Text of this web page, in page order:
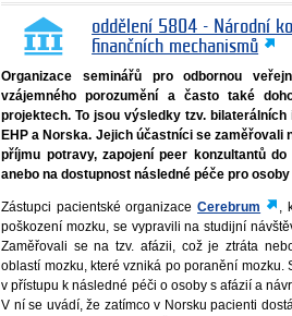
oddělení 5804 - Národní
finančních mechanismů
Organizace seminářů pro odbornou
vzájemného porozumění a často také
projektech. To jsou výsledky tzv.
EHP a Norska. Jejich účastníci se
příjmu potravy, zapojení peer konzultantů
anebo na dostupnost následné péče pro
Zástupci pacientské organizaceCerebrum
,
poškození mozku, se vypravili na studijní
Zaměřovali se na tzv. afázii, což je ztráta
oblastí mozku, které vzniká po poranění
v přístupu k následné péči o osoby s afázií a
V ní se uvádí, že zatímco v Norsku pacienti